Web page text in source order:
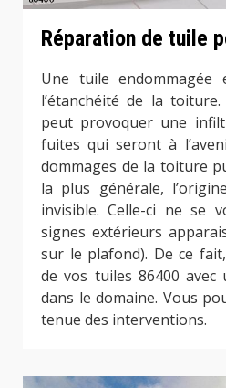
Réparation de tuile
Une tuile
l’étanchéité de la
peut provoquer une
fuites qui seront à
dommages de la toiture
la plus générale,
invisible. Celle-ci ne se
signes extérieurs
sur le plafond). De ce
de vos tuiles 86400
dans le domaine. Vous
tenue des interventions.